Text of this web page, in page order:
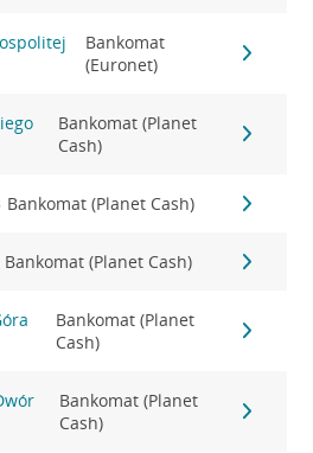
Bankomat
(Euronet)
Bankomat (Planet
Cash)
Bankomat (Planet Cash)
Bankomat (Planet Cash)
Bankomat (Planet
Cash)
Bankomat (Planet
Cash)